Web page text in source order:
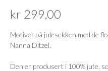
kr 299,00
Motivet på julesekken med de
Nanna Ditzel.
Den er produsert i 100% jute,